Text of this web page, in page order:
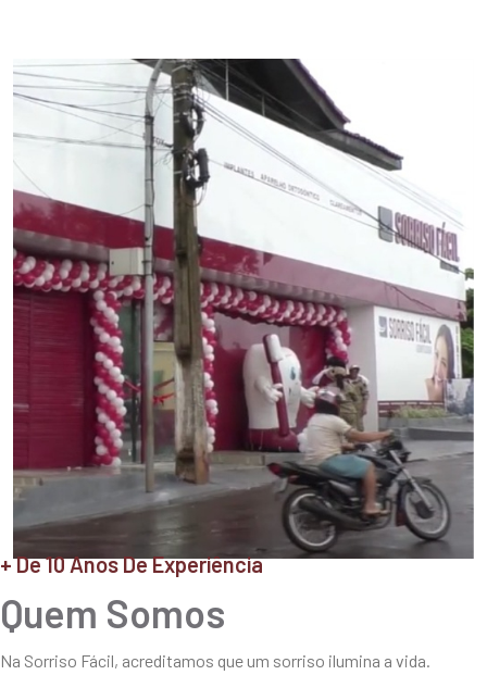
+ De 10 Anos De Experiência
Quem Somos
Na Sorriso Fácil, acreditamos que um sorriso ilumina a vida.